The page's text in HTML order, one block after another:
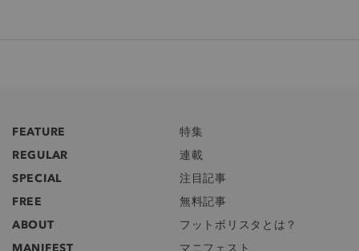
FEATURE
特集
REGULAR
連載
SPECIAL
注目記事
FREE
無料記事
ABOUT
フットボリスタとは？